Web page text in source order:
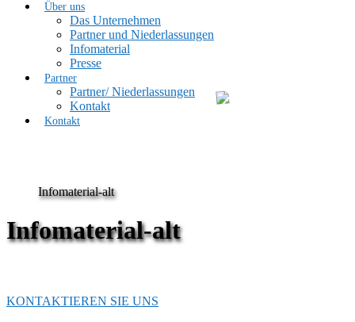
Über uns
Das Unternehmen
Partner und Niederlassungen
Infomaterial
Presse
Partner
Partner/ Niederlassungen
Kontakt
Kontakt
Infomaterial-alt
Infomaterial-alt
KONTAKTIEREN SIE UNS